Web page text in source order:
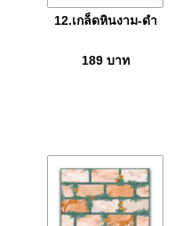
12.เกล็ดหินงาม-ดำ
189 บาท